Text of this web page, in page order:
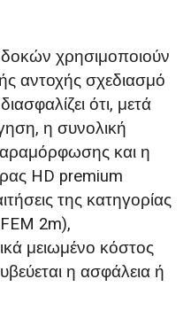
δοκών χρησιμοποιούν
αντοχής σχεδιασμό
ότι, μετά
η συνολική
και η
HD premium
της κατηγορίας
2m),
μειωμένο κόστος
η ασφάλεια ή